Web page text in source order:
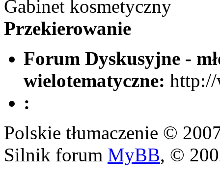
Gabinet kosmetyczny
Przekierowanie
Forum Dyskusyjne -
wielotematyczne: http://
:
Polskie tłumaczenie ©
Silnik forum MyBB, ©